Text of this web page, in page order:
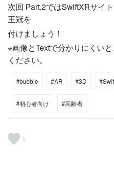
次回 Part.2ではSwiftXRサイ
王冠を
付けましょう！
※画像とTextで分かりにくい
ください。
#bubble #AR #3D
#初心者向け #高齢者
5